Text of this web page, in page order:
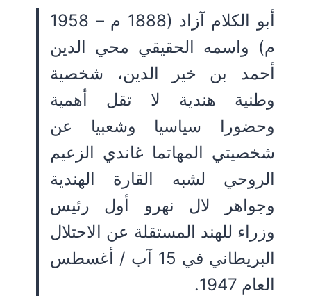
أبو الكلام آزاد (1888 م – 1958
م) واسمه الحقيقي محي الدين
أحمد بن خير الدين، شخصية
وطنية هندية لا تقل أهمية
وحضورا سياسيا وشعبيا عن
شخصيتي المهاتما غاندي الزعيم
الروحي لشبه القارة الهندية
وجواهر لال نهرو أول رئيس
وزراء للهند المستقلة عن الاحتلال
البريطاني في 15 آب / أغسطس
العام 1947.